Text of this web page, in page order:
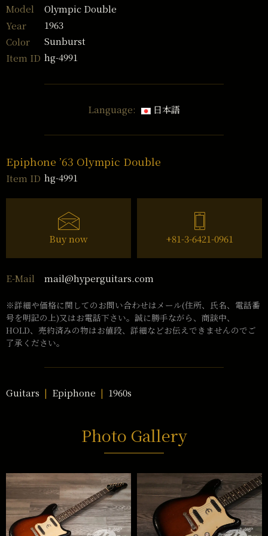
Model
Olympic Double
Year
1963
Color
Sunburst
Item ID hg-4991
Language: 日本語
Epiphone ’63 Olympic Double
Item ID hg-4991
Buy now +81-3-6421-0961
E-Mail mail@hyperguitars.com
※詳細や価格に関してのお問い合わせはメール(住所、氏名、電話番
号を明記の上)又はお電話下さい。誠に勝手ながら、商談中、
HOLD、売約済みの物はお値段、詳細などお伝えできませんのでご
了承ください。
Guitars Epiphone 1960s
Photo Gallery